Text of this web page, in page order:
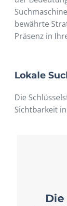
bewährte
Präsenz in
Lokale
Die
Sichtbarkeit